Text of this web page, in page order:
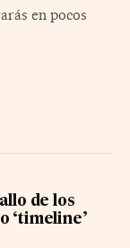
en pocos
de los
‘timeline’